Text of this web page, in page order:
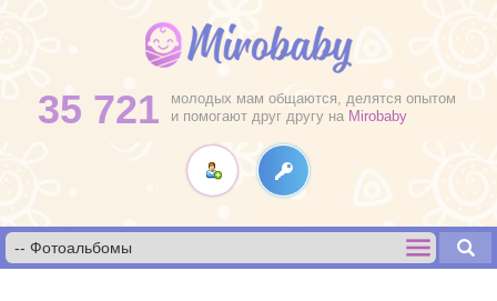
35 721
молодых мам общаются, делятся опытом
и помогают друг другу на Mirobaby